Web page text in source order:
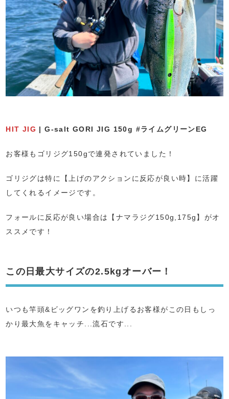
HIT JIG | G-salt GORI JIG 150g #ライムグリーンEG
お客様もゴリジグ150gで連発されていました！
ゴリジグは特に【上げのアクションに反応が良い時】に活躍
してくれるイメージです。
フォールに反応が良い場合は【ナマラジグ150g,175g】がオ
ススメです！
この日最大サイズの2.5kgオーバー！
いつも竿頭&ビッグワンを釣り上げるお客様がこの日もしっ
かり最大魚をキャッチ...流石です...